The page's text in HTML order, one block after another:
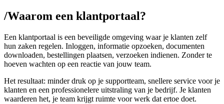
/Waarom een klantportaal?
Een klantportaal is een beveiligde omgeving waar je klanten zelf
hun zaken regelen. Inloggen, informatie opzoeken, documenten
downloaden, bestellingen plaatsen, verzoeken indienen. Zonder te
hoeven wachten op een reactie van jouw team.
Het resultaat: minder druk op je supportteam, snellere service voor je
klanten en een professionelere uitstraling van je bedrijf. Je klanten
waarderen het, je team krijgt ruimte voor werk dat ertoe doet.